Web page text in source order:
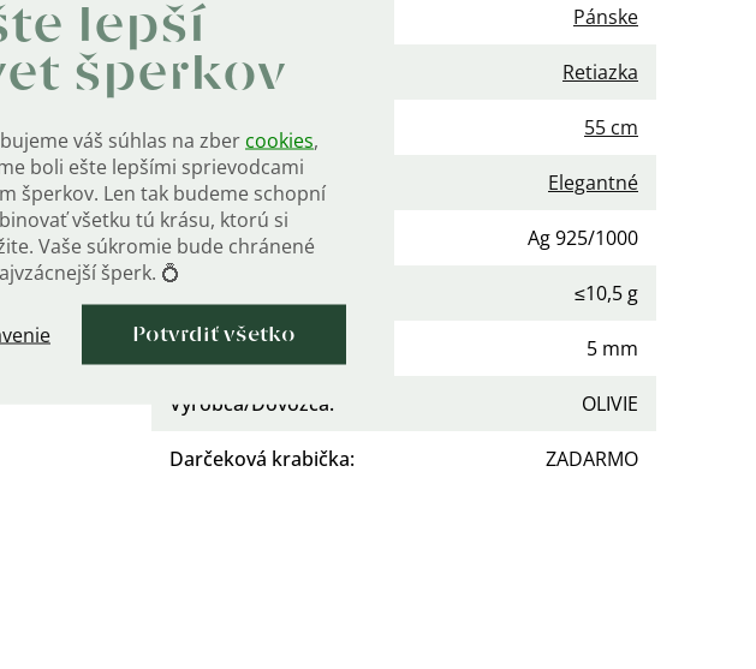
lepší
šperkov
váš súhlas na zber cookies,
boli ešte lepšími sprievodcami
šperkov. Len tak budeme schopní
všetku tú krásu, ktorú si
Vaše súkromie bude chránené
šperk. 💍
Potvrdiť všetko
Určenie Pánske
Kategória: Retiazka
Dĺžka retiazky 55 cm
Styl: Elegantné
Rýdzosť: Ag 925/1000
≤10,5 g
Šírka: 5 mm
Výrobca/Dovozca: OLIVIE
Darčeková krabička: ZADARMO